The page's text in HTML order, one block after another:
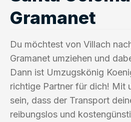
Gramanet
Du möchtest von Villach
Gramanet umziehen und
Dann ist Umzugskönig
richtige Partner für dich! Mit
sein, dass der Transport
reibungslos und